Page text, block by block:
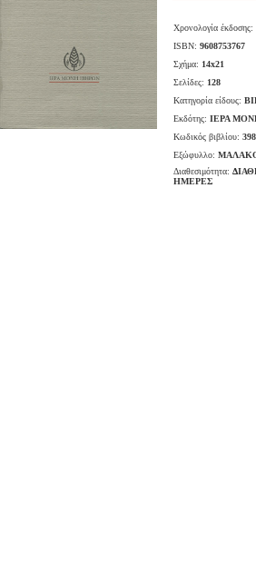
Χρονολογία έκδοσης:
ISBN: 9608753767
Σχήμα: 14x21
Σελίδες: 128
Κατηγορία είδους:
Εκδότης: ΙΕΡΑ
Κωδικός βιβλίου:
Εξώφυλλο:
Διαθεσιμότητα:
ΗΜΕΡΕΣ